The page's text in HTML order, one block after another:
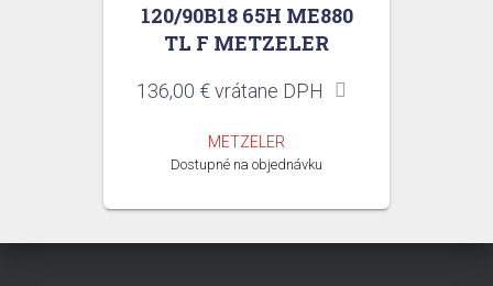
120/90B18 65H ME880
TL F METZELER
136,00 €vrátane DPH
METZELER
Dostupné na objednávku